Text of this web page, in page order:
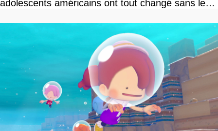
adolescents américains ont tout changé sans le